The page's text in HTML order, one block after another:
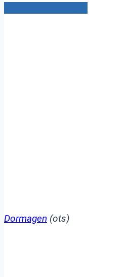
Dormagen (ots)